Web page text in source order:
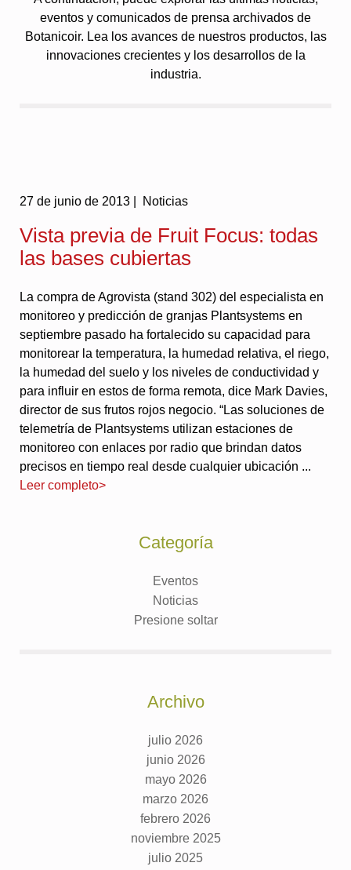
eventos y comunicados de prensa archivados de
Botanicoir. Lea los avances de nuestros productos, las
innovaciones crecientes y los desarrollos de la
industria.
27 de junio de 2013 | Noticias
Vista previa de Fruit Focus: todas
las bases cubiertas
La compra de Agrovista (stand 302) del especialista en
monitoreo y predicción de granjas Plantsystems en
septiembre pasado ha fortalecido su capacidad para
monitorear la temperatura, la humedad relativa, el riego,
la humedad del suelo y los niveles de conductividad y
para influir en estos de forma remota, dice Mark Davies,
director de sus frutos rojos negocio. “Las soluciones de
telemetría de Plantsystems utilizan estaciones de
monitoreo con enlaces por radio que brindan datos
precisos en tiempo real desde cualquier ubicación ...
Leer completo>
Categoría
Eventos
Noticias
Presione soltar
Archivo
julio 2026
junio 2026
mayo 2026
marzo 2026
febrero 2026
noviembre 2025
julio 2025